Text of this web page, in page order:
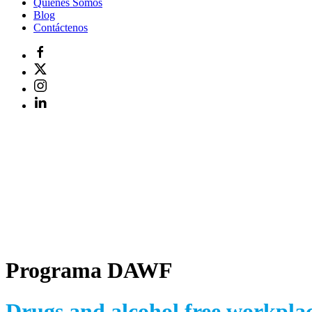
Quiénes Somos
Blog
Contáctenos
Programa DAWF